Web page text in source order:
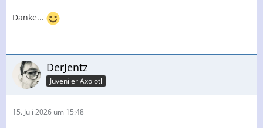
Danke...
DerJentz
Juveniler Axolotl
15. Juli 2026 um 15:48